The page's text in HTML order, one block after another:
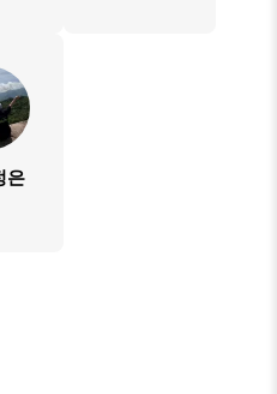
은